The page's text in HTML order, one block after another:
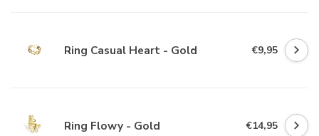
Ring Casual Heart - Gold €9,95
Ring Flowy - Gold €14,95